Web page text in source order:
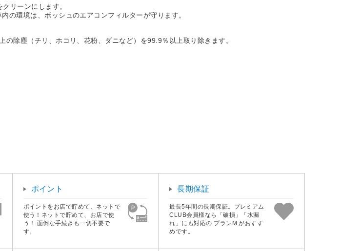
リーンにします。
の環境は、ボッシュのエアコンフィルターが守ります。
除塵（チリ、ホコリ、花粉、ダニなど）を99.9％以上取り除きます。
ポイント
ポイントをお店で貯めて、ネットで
使う！ネットで貯めて、お店で使
う！ 面倒な手続きも一切不要で
す。
長期保証
最長5年間の長期保証。プレミアム
CLUB会員様なら「破損」「水漏
れ」にも対応の プランM がおすす
めです。